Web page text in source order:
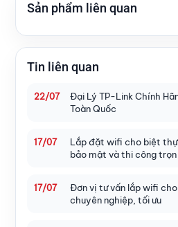
Sản phẩm liên quan
Tin liên quan
22/07
Đại Lý TP-Link Chính
Toàn Quốc
17/07
Lắp đặt wifi cho biệt
bảo mật và thi công trọn
17/07
Đơn vị tư vấn lắp wifi
chuyên nghiệp, tối ưu